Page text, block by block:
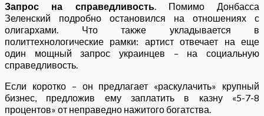
Запрос на справедливость. Помимо Донбасса
Зеленский подробно остановился на отношениях с
олигархами. Что также укладывается в
политтехнологические рамки: артист отвечает на еще
один мощный запрос украинцев – на социальную
справедливость.
Если коротко – он предлагает «раскулачить» крупный
бизнес, предложив ему заплатить в казну «5-7-8
процентов» от неправедно нажитого богатства.